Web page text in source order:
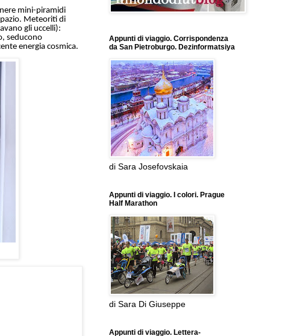
mini-piramidi
Meteoriti di
gli uccelli):
seducono
energia cosmica.
Appunti di viaggio. Corrispondenza
da San Pietroburgo. Dezinformatsiya
di Sara Josefovskaia
Appunti di viaggio. I colori. Prague
Half Marathon
di Sara Di Giuseppe
Appunti di viaggio. Lettera-